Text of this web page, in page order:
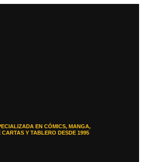
EN CÓMICS, MANGA,
CARTAS Y TABLERO DESDE 1995